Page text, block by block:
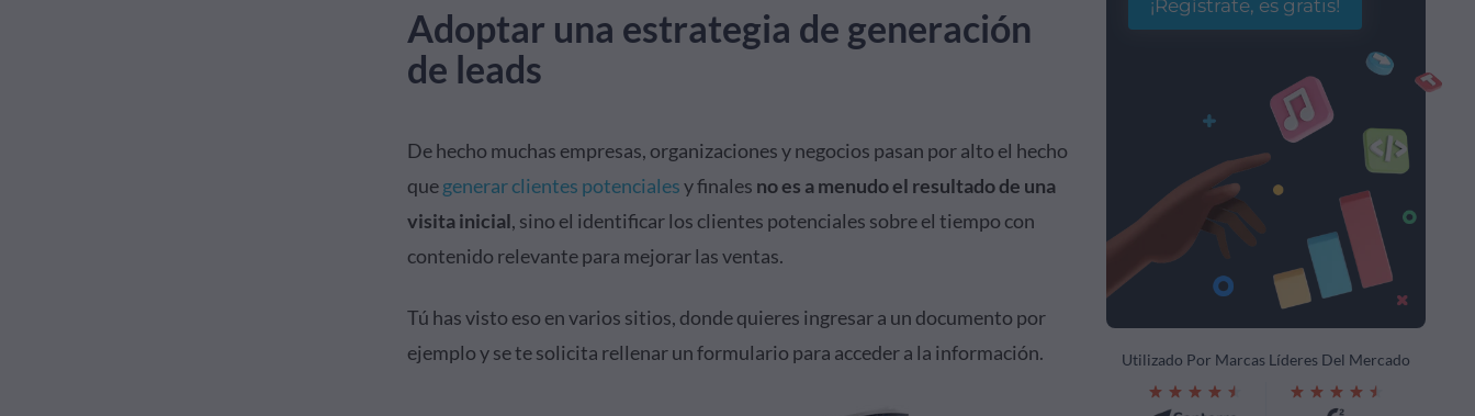
Adoptar una estrategia de generación
de leads
De hecho muchas empresas, organizaciones y negocios pasan por alto el hecho
quegenerar clientes potencialesy finales no es a menudo el resultado de una
visita inicial, sino el identificar los clientes potenciales sobre el tiempo con
contenido relevante para mejorar las ventas.
Tú has visto eso en varios sitios, donde quieres ingresar a un documento por
ejemplo y se te solicita rellenar un formulario para acceder a la información.
¡Regístrate, es gratis!
Utilizado Por Marcas Líderes Del Mercado